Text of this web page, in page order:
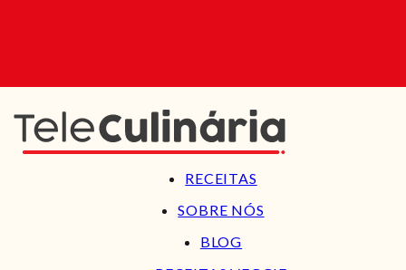
RECEITAS
SOBRE NÓS
BLOG